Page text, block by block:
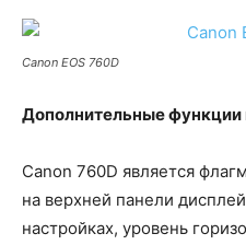
Canon EOS 760D
Дополнительные функции
Canon 760D является
на верхней панели
настройках, уровень